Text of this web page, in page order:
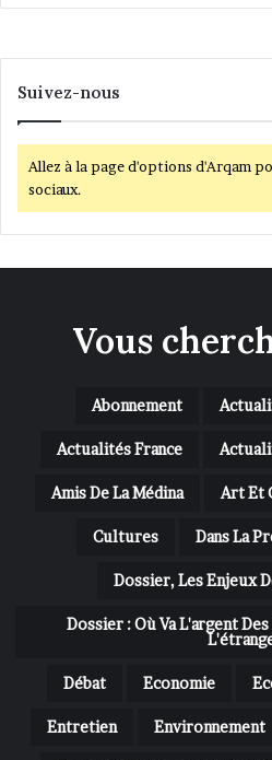
Suivez-nous
Allez à la page d'options d'Arqam
sociaux.
Vous
Abonnement
Actualités France
Amis De La Médina Art Et
Cultures Dans La
Dossier, Les Enjeux
Dossier : Où Va L'argent
Débat Economie
Entretien Environnement